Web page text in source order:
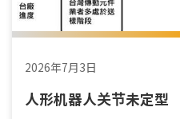
2026年7月3日
人形机器人关节未定